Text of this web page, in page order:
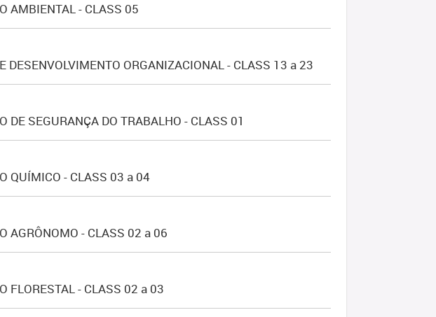
AMBIENTAL - CLASS 05
DESENVOLVIMENTO ORGANIZACIONAL - CLASS 13 a 23
DE SEGURANÇA DO TRABALHO - CLASS 01
QUÍMICO - CLASS 03 a 04
AGRÔNOMO - CLASS 02 a 06
FLORESTAL - CLASS 02 a 03